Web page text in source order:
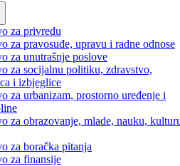
za privredu
za pravosuđe, upravu i radne odnose
za unutrašnje poslove
za socijalnu politiku, zdravstvo,
i izbjeglice
za urbanizam, prostorno uređenje i
za obrazovanje, mlade, nauku,